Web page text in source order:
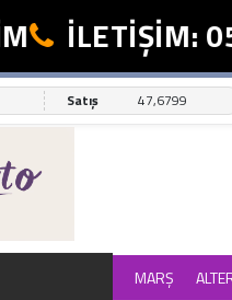
İLETİŞİM:
Satış 47,6799
MARŞ